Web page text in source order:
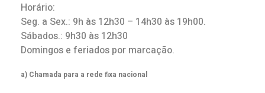
Horário:
Seg. a Sex.: 9h às 12h30 – 14h30 às 19h00.
Sábados.: 9h30 às 12h30
Domingos e feriados por marcação.
a) Chamada para a rede fixa nacional